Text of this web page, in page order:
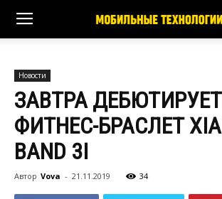
Новости
ЗАВТРА ДЕБЮТИРУЕТ
ФИТНЕС-БРАСЛЕТ
BAND 3I
Автор Vova - 21.11.2019 34